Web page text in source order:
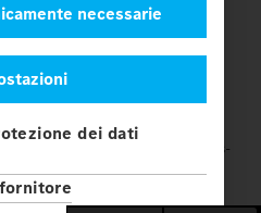
necessarie
dei dati
Notice
dati
i diritti riservati.
e Mercedes-
Mercedes-Benz Group AG.